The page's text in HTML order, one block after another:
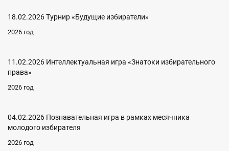
18.02.2026 Турнир «Будущие избиратели»
2026 год
11.02.2026 Интеллектуальная игра «Знатоки избирательного
права»
2026 год
04.02.2026 Познавательная игра в рамках месячника
молодого избирателя
2026 год